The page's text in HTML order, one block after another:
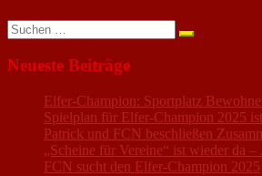
Suchen
nach:
Neueste Beiträge
Elfer-Champion: Sportplatz
Spielplan für Elfer-Champion 2025
Patrick und FCN beschließen
„Scheine für Vereine“ ist wieder da –
FCN sucht den Elfer-Champion 2025